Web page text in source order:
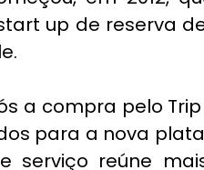
up de reserva
a compra pelo
para a nova
serviço reúne